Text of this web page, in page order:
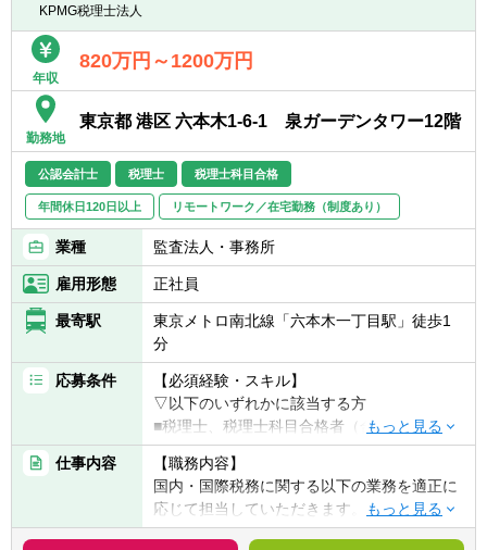
KPMG税理士法人
年収
820万円～1200万円
勤務地
東京都 港区 六本木1-6-1 泉ガーデンタワー12階
公認会計士 税理士 税理士科目合格
年間休日120日以上 リモートワーク／在宅勤務（制度あり）
業種 監査法人・事務所
雇用形態 正社員
最寄駅
東京メトロ南北線「六本木一丁目駅」徒歩1
分
応募条件
【必須経験・スキル】
▽以下のいずれかに該当する方
■税理士、税理士科目合格者（合格科目、科
目数は不問）
■公認会計士
【歓迎経験・スキル】
■税理士法人での業務経験
仕事内容
【職務内容】
国内・国際税務に関する以下の業務を適正に
応じて担当していただきます。